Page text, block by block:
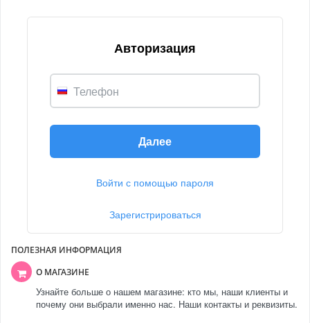
Авторизация
Телефон
Далее
Войти с помощью пароля
Зарегистрироваться
ПОЛЕЗНАЯ ИНФОРМАЦИЯ
О МАГАЗИНЕ
Узнайте больше о нашем магазине: кто мы, наши клиенты и
почему они выбрали именно нас. Наши контакты и реквизиты.